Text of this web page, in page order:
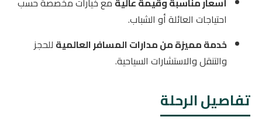
احتياجات العائلة أو الشباب.
خدمة مميزة من مدارات المسافر العالمية للحجز
والتنقل والاستشارات السياحية.
تفاصيل الرحلة